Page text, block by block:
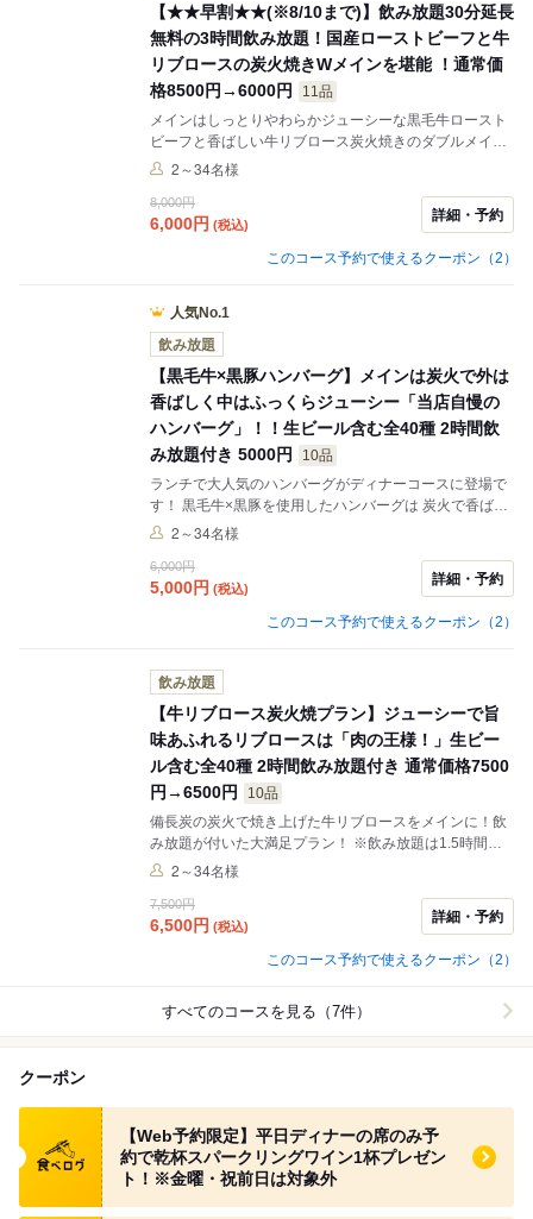
【★★早割★★(※8/10まで)】飲み放題30分延長
無料の3時間飲み放題！国産ローストビーフと牛
リブロースの炭火焼きWメインを堪能 ！通常価
格8500円→6000円
11品
メインはしっとりやわらかジューシーな黒毛牛ロースト
ビーフと香ばしい牛リブロース炭火焼きのダブルメイン
豪華盛り合わせ！ ★8月10日までのご予約で「3h飲み放
放題は2.5時間でラストオーダーです。
2～34名様
8,000円
6,000円 (税込)
詳細・予約
このコース予約で使えるクーポン（2）
人気No.1
飲み放題
【黒毛牛×黒豚ハンバーグ】メインは炭火で外は
香ばしく中はふっくらジューシー「当店自慢の
ハンバーグ」！！生ビール含む全40種 2時間飲
み放題付き 5000円
10品
ランチで大人気のハンバーグがディナーコースに登場で
す！ 黒毛牛×黒豚を使用したハンバーグは 炭火で香ばし
く焼き上げることで肉汁ジューシーな食感と香ばしい風
飲み放題は1.5時間でラストオーダーです。
2～34名様
6,000円
5,000円 (税込)
詳細・予約
このコース予約で使えるクーポン（2）
飲み放題
【牛リブロース炭火焼プラン】ジューシーで旨
味あふれるリブロースは「肉の王様！」生ビー
ル含む全40種 2時間飲み放題付き 通常価格7500
円→6500円
10品
備長炭の炭火で焼き上げた牛リブロースをメインに！飲
み放題が付いた大満足プラン！ ※飲み放題は1.5時間で
ラストオーダーです。
2～34名様
7,500円
6,500円 (税込)
詳細・予約
このコース予約で使えるクーポン（2）
すべてのコースを見る（7件）
クーポン
食べログ クーポン
【Web予約限定】平日ディナーの席のみ予
約で乾杯スパークリングワイン1杯プレゼン
ト！※金曜・祝前日は対象外